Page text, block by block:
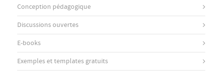
Conception pédagogique
Discussions ouvertes
E-books
Exemples et templates gratuits